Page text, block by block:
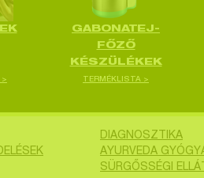
>
GABONATEJ-
FŐZŐ
KÉSZÜLÉKEK
TERMÉKLISTA >
DIAGNOSZTIKA
AYURVEDA
SÜRGŐSSÉGI